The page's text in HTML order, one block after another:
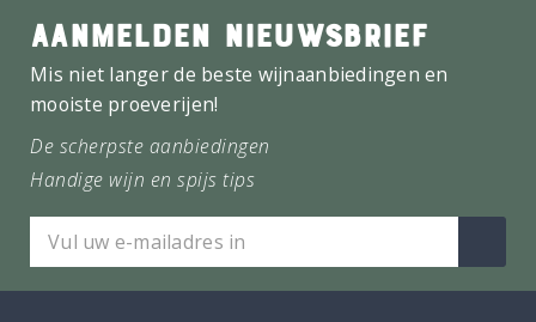
AANMELDEN NIEUWSBRIEF
Mis niet langer de beste wijnaanbiedingen en
mooiste proeverijen!
De scherpste aanbiedingen
Handige wijn en spijs tips